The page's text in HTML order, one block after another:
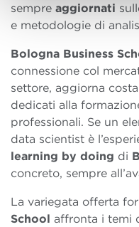
sempre aggiornati
e metodologie di
Bologna Business
connessione col
settore, aggiorna
dedicati alla
professionali. Se un
data scientist è
learning by doing di
concreto, sempre
La variegata offerta
School affronta i temi